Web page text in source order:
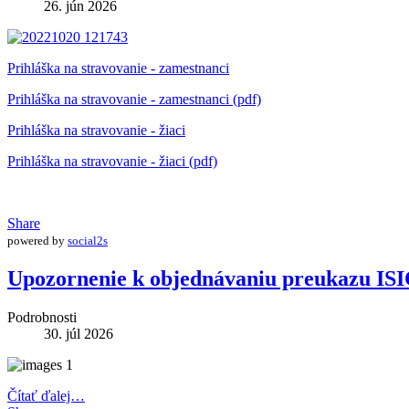
26. jún 2026
Prihláška na stravovanie - zamestnanci
Prihláška na stravovanie - zamestnanci (pdf)
Prihláška na stravovanie - žiaci
Prihláška na stravovanie - žiaci (pdf)
Share
powered by social2s
Upozornenie k objednávaniu preukazu
Podrobnosti
30. júl 2026
Čítať ďalej…